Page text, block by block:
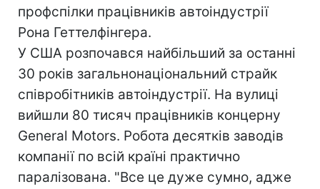
профспілки працівників автоіндустрії
Рона Геттелфінгера.
У США розпочався найбільший за останні
30 років загальнонаціональний страйк
співробітників автоіндустрії. На вулиці
вийшли 80 тисяч працівників концерну
General Motors. Робота десятків заводів
компанії по всій країні практично
паралізована. "Все це дуже сумно, адже